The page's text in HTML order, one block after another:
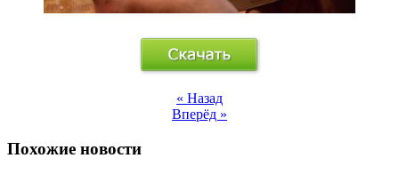
« Назад
Вперёд »
Похожие новости